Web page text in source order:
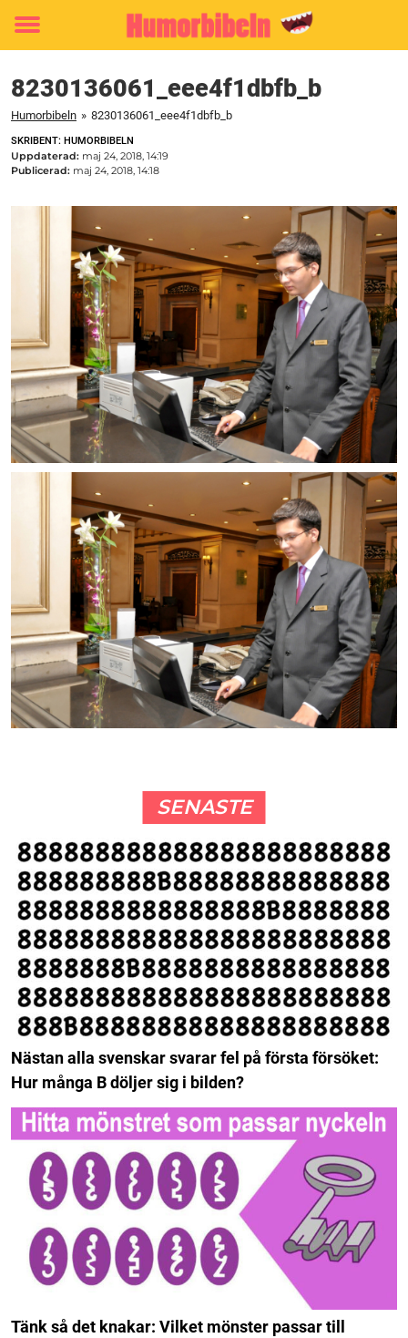
Toggle
8230136061_eee4f1dbfb_b
Humorbibeln » 8230136061_eee4f1dbfb_b
SKRIBENT: HUMORBIBELN
Uppdaterad: maj 24, 2018, 14:19
Publicerad: maj 24, 2018, 14:18
SENASTE
Nästan alla svenskar svarar fel på första försöket:
Hur många B döljer sig i bilden?
Tänk så det knakar: Vilket mönster passar till